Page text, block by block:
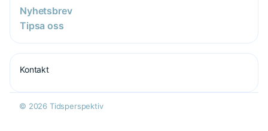
Nyhetsbrev
Tipsa oss
Kontakt
© 2026 Tidsperspektiv